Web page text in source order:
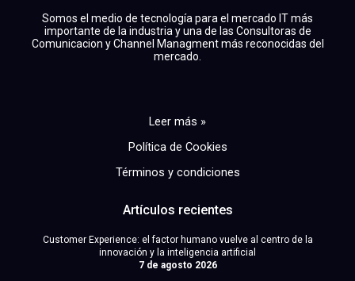
Somos el medio de tecnología para el mercado IT más
importante de la industria y una de las Consultoras de
Comunicacion y Channel Managment más reconocidas del
mercado.
Leer más »
Política de Cookies
Términos y condiciones
Artículos recientes
Customer Experience: el factor humano vuelve al centro de la
innovación y la inteligencia artificial
7 de agosto 2026